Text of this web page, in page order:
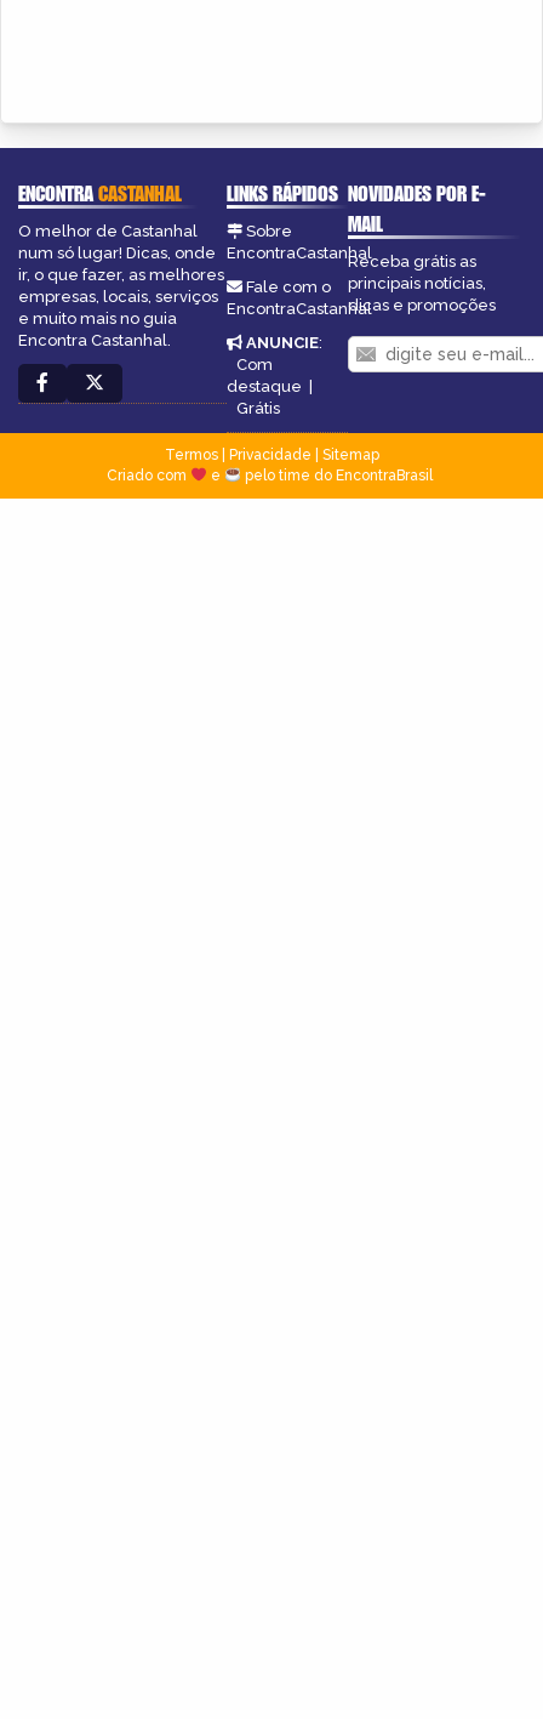
ENCONTRACASTANHAL
O melhor de Castanhal
num só lugar! Dicas, onde
ir, o que fazer, as melhores
empresas, locais, serviços
e muito mais no guia
Encontra Castanhal.
LINKS RÁPIDOS
Sobre
EncontraCastanhal
Fale com o
EncontraCastanhal
ANUNCIE:
Com
destaque
Grátis
NOVIDADES POR E-
MAIL
Receba grátis as
principais notícias,
dicas e promoções
Termos| Privacidade
Sitemap
Criado com
e pelo time do EncontraBrasil